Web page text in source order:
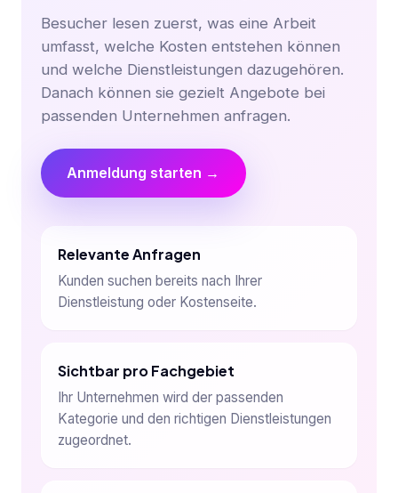
Besucher lesen zuerst, was eine Arbeit
umfasst, welche Kosten entstehen können
und welche Dienstleistungen dazugehören.
Danach können sie gezielt Angebote bei
passenden Unternehmen anfragen.
Anmeldung starten →
Relevante Anfragen
Kunden suchen bereits nach Ihrer
Dienstleistung oder Kostenseite.
Sichtbar pro Fachgebiet
Ihr Unternehmen wird der passenden
Kategorie und den richtigen Dienstleistungen
zugeordnet.